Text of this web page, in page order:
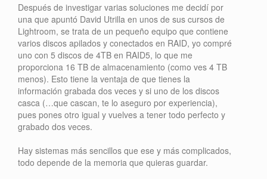
Después de investigar varias soluciones me decidí por
una que apuntó David Utrilla en unos de sus cursos de
Lightroom, se trata de un pequeño equipo que contiene
varios discos apilados y conectados en RAID, yo compré
uno con 5 discos de 4TB en RAID5, lo que me
proporciona 16 TB de almacenamiento (como ves 4 TB
menos). Esto tiene la ventaja de que tienes la
información grabada dos veces y si uno de los discos
casca (…que cascan, te lo aseguro por experiencia),
pues pones otro igual y vuelves a tener todo perfecto y
grabado dos veces.
Hay sistemas más sencillos que ese y más complicados,
todo depende de la memoria que quieras guardar.